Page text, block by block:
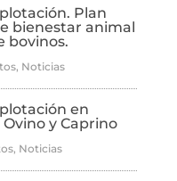
Plan
bienestar animal
bovinos.
, Noticias
en
y Caprino
, Noticias